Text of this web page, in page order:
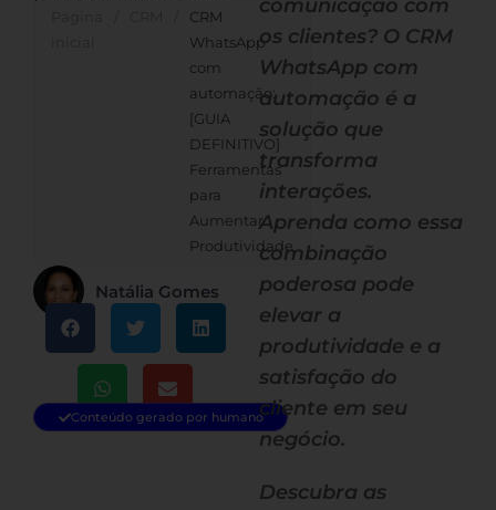
CRM
WhatsApp
com
automação:
[GUIA
DEFINITIVO]
Ferramentas
para
Aumentar
Produtividade
Natália Gomes
Conteúdo gerado por humano
comunicação com
os clientes? O CRM
WhatsApp com
automação é a
solução que
transforma
interações.
Aprenda como essa
combinação
poderosa pode
elevar a
produtividade e a
satisfação do
cliente em seu
negócio.
Descubra as